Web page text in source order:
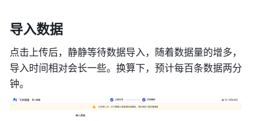
导入数据
点击上传后，静静等待数据导入，随着数据量的增多，
导入时间相对会长一些。换算下，预计每百条数据两分
钟。